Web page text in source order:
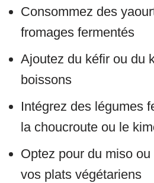
Consommez des
fromages fermentés
Ajoutez du kéfir ou du
boissons
Intégrez des légumes
la choucroute ou le
Optez pour du miso
vos plats végétariens